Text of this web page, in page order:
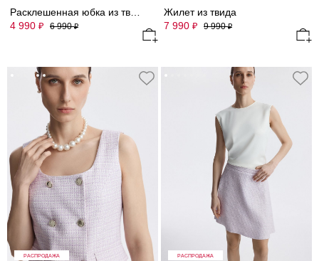
4 990 ₽ 6 990₽
Жилет из твида
7 990 ₽ 9 990₽
РАСПРОДАЖА РАСПРОДАЖА